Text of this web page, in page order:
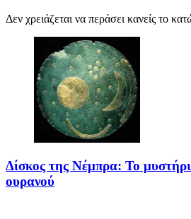
Δεν χρειάζεται να περάσει κανείς το
Δίσκος της Νέμπρα: Το
ουρανού